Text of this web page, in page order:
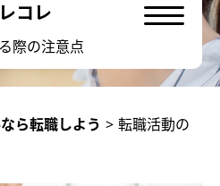
コレ
際の注意点
ら転職しよう > 転職活動の